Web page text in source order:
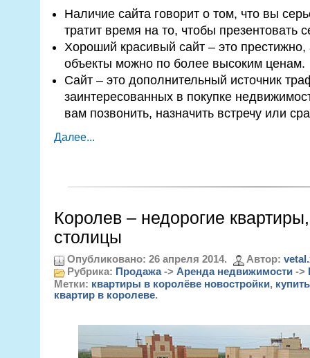
Наличие сайта говорит о том, что вы
тратит время на то, чтобы презентовать
Хороший красивый сайт – это престижно,
объекты можно по более высоким ценам.
Сайт – это дополнительный источник
заинтересованных в покупке
вам позвонить, назначить встречу или
Далее...
Королев – недорогие
столицы
Опубликовано: 26 апреля 2014. Автор:
Рубрика: Продажа-> Аренда недвижимости->
Метки: квартиры в королёве новостройки,
квартир в королеве.